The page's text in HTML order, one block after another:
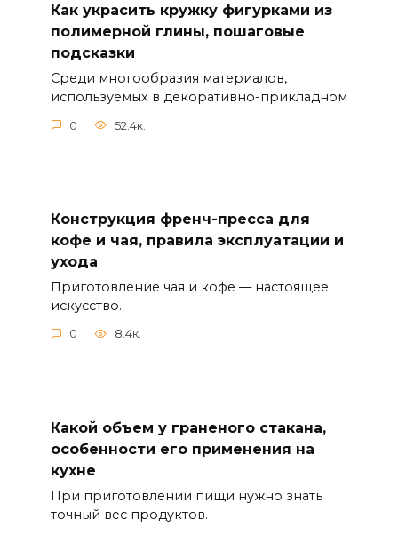
Как украсить кружку фигурками из
полимерной глины, пошаговые
подсказки
Среди многообразия материалов,
используемых в декоративно-прикладном
0 52.4к.
Конструкция френч-пресса для
кофе и чая, правила эксплуатации и
ухода
Приготовление чая и кофе — настоящее
искусство.
0 8.4к.
Какой объем у граненого стакана,
особенности его применения на
кухне
При приготовлении пищи нужно знать
точный вес продуктов.